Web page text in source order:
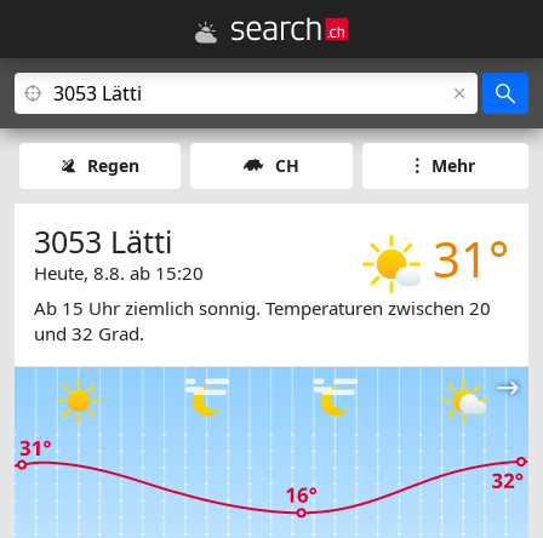
Regen CH Mehr
31°
3053 Lätti
Heute, 8.8. ab 15:20
Ab 15 Uhr ziemlich sonnig. Temperaturen zwischen 20
und 32 Grad.